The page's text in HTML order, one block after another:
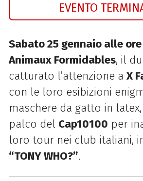
EVENTO
Sabato 25 gennaio alle
Animaux Formidables, il
catturato l’attenzione a X
con le loro esibizioni
maschere da gatto in
palco del Cap10100 per
loro tour nei club italiani,
“TONY WHO?”.